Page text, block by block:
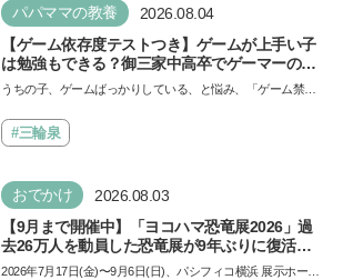
パパママの教養 2026.08.04
【ゲーム依存度テストつき】ゲームが上手い子
は勉強もできる？御三家中高卒でゲーマーの医
師・阿部智史さんが教えるゲームしながら受験
うちの子、ゲームばっかりしている、と悩み、「ゲーム禁
も…#三輪泉
おでかけ 2026.08.03
【9月まで開催中】「ヨコハマ恐竜展2026」過
去26万人を動員した恐竜展が9年ぶりに復活！
夏休みのおでかけで楽しむポイントを完全ガイ
2026年7月17日(金)〜9月6日(日)、パシフィコ横浜 展示ホール